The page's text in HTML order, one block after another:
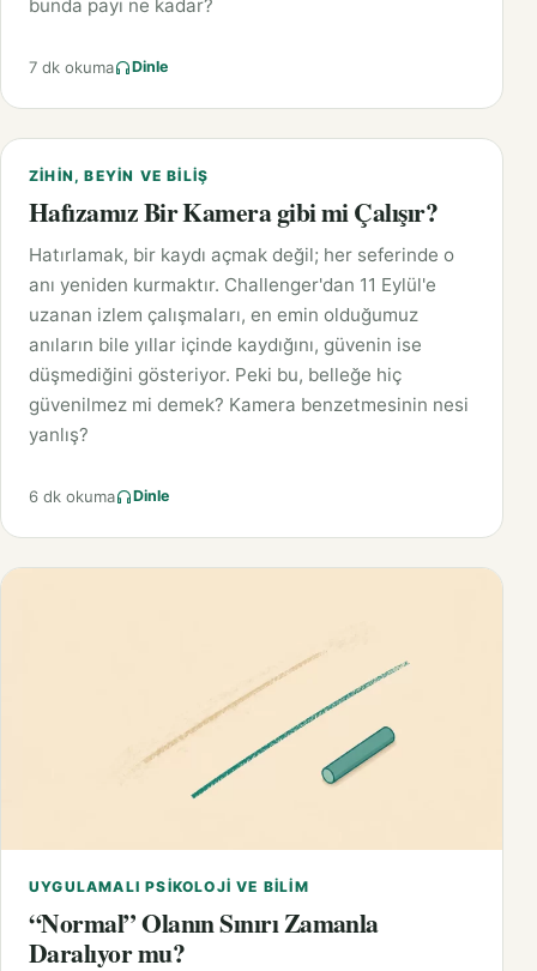
bunda payı ne kadar?
7 dk okuma Dinle
ZIHIN, BEYIN VE BILIŞ
Hafızamız Bir Kamera gibi mi Çalışır?
Hatırlamak, bir kaydı açmak değil; her seferinde o
anı yeniden kurmaktır. Challenger'dan 11 Eylül'e
uzanan izlem çalışmaları, en emin olduğumuz
anıların bile yıllar içinde kaydığını, güvenin ise
düşmediğini gösteriyor. Peki bu, belleğe hiç
güvenilmez mi demek? Kamera benzetmesinin nesi
yanlış?
6 dk okuma Dinle
UYGULAMALI PSIKOLOJI VE BILIM
“Normal” Olanın Sınırı Zamanla
Daralıyor mu?